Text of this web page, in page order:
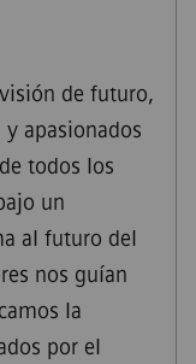
de futuro,
apasionados
todos los
un
al futuro del
nos guían
la
por el